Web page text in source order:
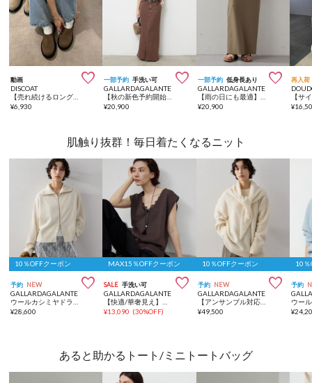
動画 
DISCOAT
【売れ続けるロングセラー！/S~XLサイズ展開】クロッグサボシューズ≪詳細動画あり≫
¥6,930
一部予約 手洗い可 
GALLARDAGALANTE
【秋の新色予約開始】【3サイズ展開/セットアップ対応】リヨセルスリットスカート
¥20,900
一部予約 低身長あり 
GALLARDAGALANTE
【雨の日にも最適】【シリーズ累計販売1万枚超！/3サイズ展開】ストレッチマキシタイトスカート2
¥20,900
再入荷
¥
肌触り抜群！毎日着たくなるニット
10％OFFクーポン
予約 NEW 
GALLARDAGALANTE
¥28,600
MAX15％OFFクーポン
SALE 手洗い可 
GALLARDAGALANTE
¥13,090 (30%OFF)
10％OFFクーポン
予約 NEW 
GALLARDAGALANTE
【アンサンブル対応】ヤクオーバーニット
¥49,500
10％
予約
¥
あると助かるトート/ミニトートバッグ